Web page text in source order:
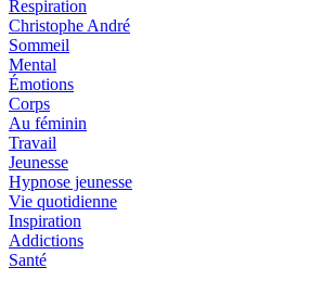
Respiration
Christophe André
Sommeil
Mental
Émotions
Corps
Au féminin
Travail
Jeunesse
Hypnose jeunesse
Vie quotidienne
Inspiration
Addictions
Santé